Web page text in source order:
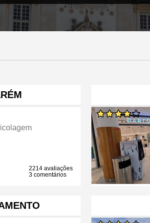
2214 avaliações
3 comentários